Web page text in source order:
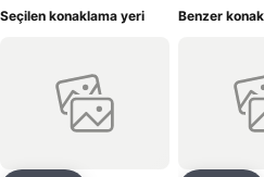
Seçilen konaklama yeri Benzer